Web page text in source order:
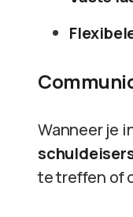
Wanneer je
te treffen of